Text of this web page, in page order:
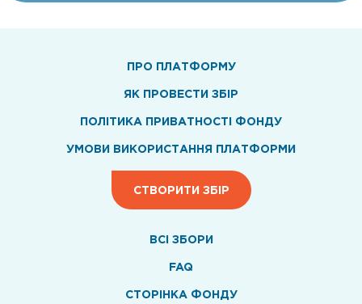
ПРО ПЛАТФОРМУ
ЯК ПРОВЕСТИ ЗБІР
ПОЛІТИКА ПРИВАТНОСТІ ФОНДУ
УМОВИ ВИКОРИСТАННЯ ПЛАТФОРМИ
СТВОРИТИ ЗБІР
ВСI ЗБОРИ
FAQ
СТОРІНКА ФОНДУ